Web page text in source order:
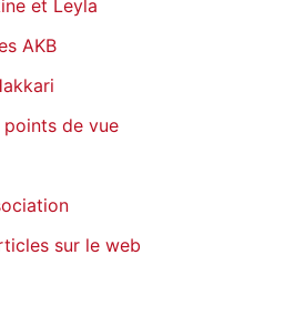
et Leyla
AKB
points de vue
sur le web